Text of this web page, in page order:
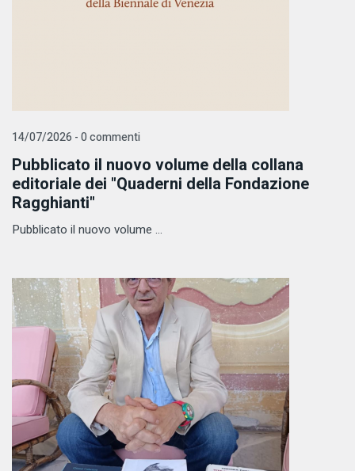
14/07/2026 - 0 commenti
Pubblicato il nuovo volume della collana
editoriale dei "Quaderni della Fondazione
Ragghianti"
Pubblicato il nuovo volume ...